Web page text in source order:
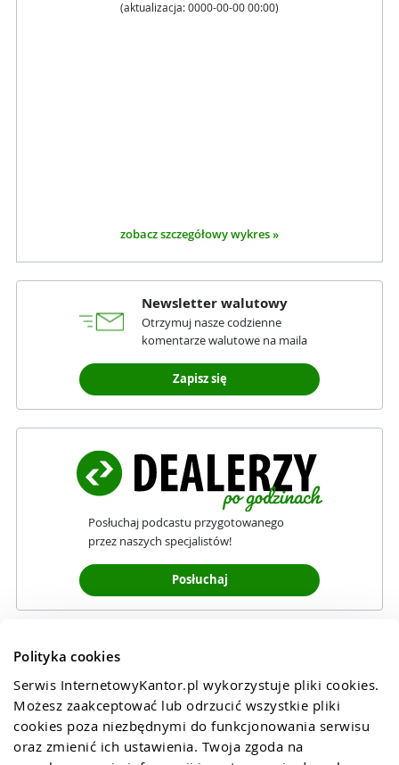
Polityka cookies
Serwis InternetowyKantor.pl wykorzystuje pliki cookies.
Możesz zaakceptować lub odrzucić wszystkie pliki
cookies poza niezbędnymi do funkcjonowania serwisu
oraz zmienić ich ustawienia. Twoja zgoda na
(aktualizacja: 0000-00-00 00:00)
zobacz szczegółowy wykres »
Newsletter walutowy
Otrzymuj nasze codzienne
komentarze walutowe na maila
Zapisz się
Posłuchaj podcastu przygotowanego
przez naszych specjalistów!
Posłuchaj